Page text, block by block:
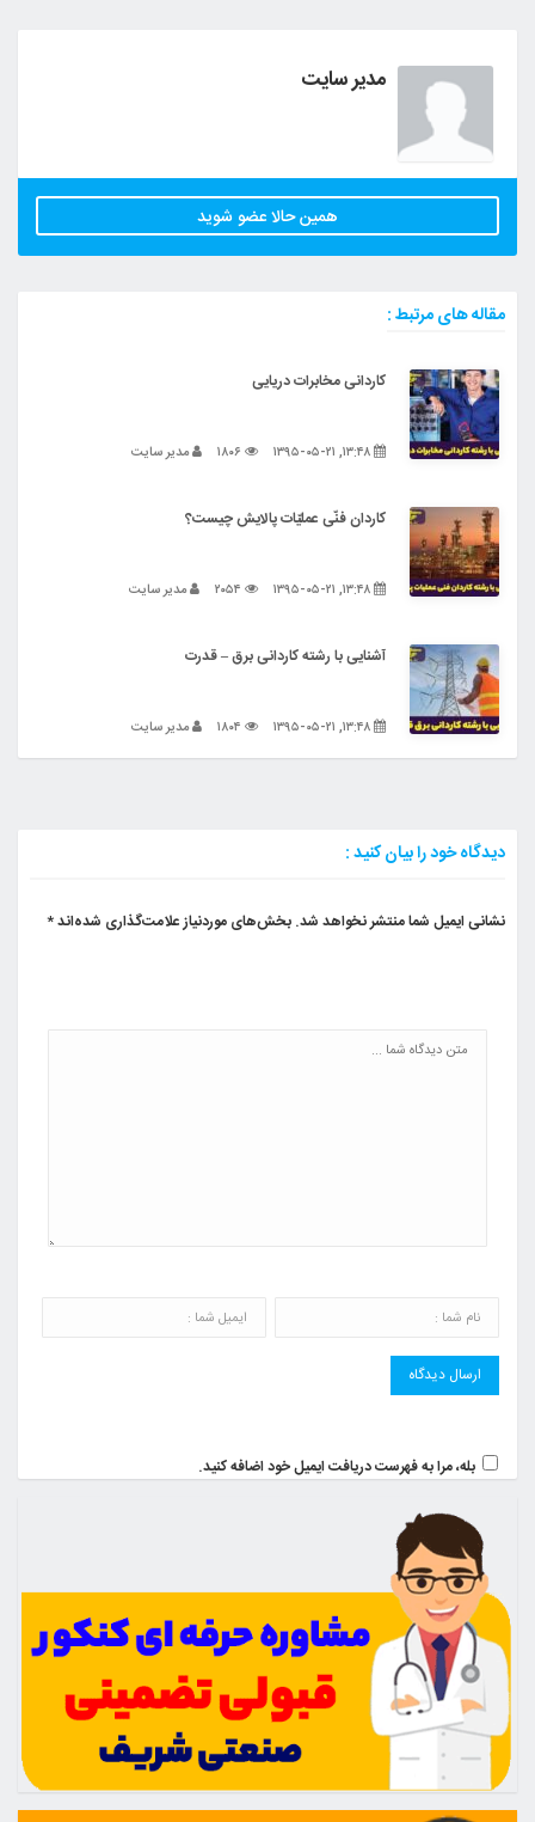
مدیر سایت
همین حالا عضو شوید
مقاله های مرتبط :
کاردانی مخابرات دریایی
مدیر سایت
کاردان فنّی عملیّات پالایش چیست؟
مدیر سایت
آشنایی با رشته کاردانی برق – قدرت
مدیر سایت
دیدگاه خود را بیان کنید :
نشانی ایمیل شما منتشر نخواهد شد. بخش‌های موردنیاز علامت‌گذاری شده‌اند*
بله، مرا به فهرست دریافت ایمیل خود اضافه کنید.